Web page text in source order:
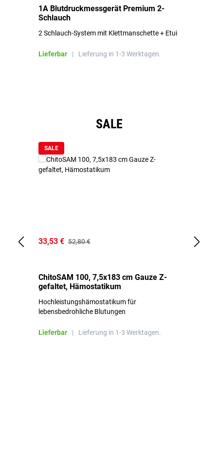
1A Blutdruckmessgerät Premium 2-
Schlauch
2 Schlauch-System mit Klettmanschette + Etui
Lieferbar | Lieferung in 1-3 Werktagen.
SALE
SALE
33,53 € 52,80 €
ChitoSAM 100, 7,5x183 cm Gauze Z-
gefaltet, Hämostatikum
Hochleistungshämostatikum für
lebensbedrohliche Blutungen
Lieferbar | Lieferung in 1-3 Werktagen.